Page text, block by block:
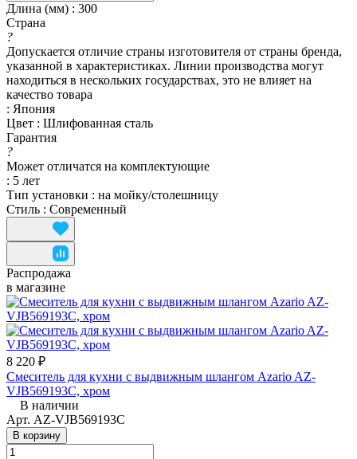
Длина (мм) : 300
Страна
?
Допускается отличие страны изготовителя от страны бренда,
указанной в характеристиках. Линии производства могут
находиться в нескольких государствах, это не влияет на
качество товара
: Япония
Цвет : Шлифованная сталь
Гарантия
?
Может отличатся на комплектующие
: 5 лет
Тип установки : на мойку/столешницу
Стиль : Современный
Распродажа
в магазине
8 220 ₽
Смеситель для кухни с выдвижным шлангом Azario AZ-
VJB569193C, хром
В наличии
Арт. AZ-VJB569193C
В корзину